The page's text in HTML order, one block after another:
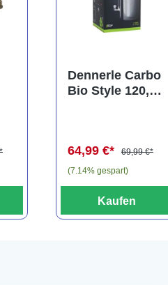
Dennerle Carbo
Bio Style 120,
64,99 €*
69,99 €*
(7.14% gespart)
Kaufen